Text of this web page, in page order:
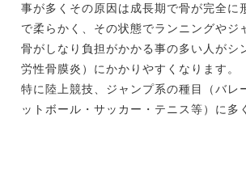
事が多くその原因は成長期で骨が完全に
で柔らかく、その状態でランニングやジ
骨がしなり負担がかかる事の多い人がシ
労性骨膜炎）にかかりやすくなります。
特に陸上競技、ジャンプ系の種目（バレ
ットボール・サッカー・テニス等）に多